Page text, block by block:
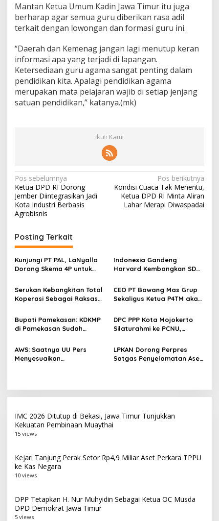
Mantan Ketua Umum Kadin Jawa Timur itu juga
berharap agar semua guru diberikan rasa adil
terkait dengan lowongan dan formasi guru ini.
“Daerah dan Kemenag jangan lagi menutup keran
informasi apa yang terjadi di lapangan.
Ketersediaan guru agama sangat penting dalam
pendidikan kita. Apalagi pendidikan agama
merupakan mata pelajaran wajib di setiap jenjang
satuan pendidikan,” katanya.(mk)
Ikuti Kami
N
a
v
i
g
a
s
i
p
o
s
Pos sebelumnya
Ketua DPD RI Dorong
Jember Diintegrasikan Jadi
Kota Industri Berbasis
Agrobisnis
Pos berikutnya
Kondisi Cuaca Tak Menentu,
Ketua DPD RI Minta Aliran
Lahar Merapi Diwaspadai
Posting Terkait
Kunjungi PT PAL, LaNyalla
Dorong Skema 4P untuk
Nasional
Indonesia Gandeng
Harvard Kembangkan SDM
Dunia
Serukan Kebangkitan Total
Koperasi Sebagai Raksasa
79
CEO PT Bawang Mas Grup
Sekaligus Ketua P4TM akan
Tembakau di Madura
Bupati Pamekasan: KDKMP
di Pamekasan Sudah
Selesai Akhir Juli 2026
DPC PPP Kota Mojokerto
Silaturahmi ke PCNU,
Masyarakat
AWS: Saatnya UU Pers
Menyesuaikan
LPKAN Dorong Perpres
Satgas Penyelamatan Aset
IMC 2026 Ditutup di Bekasi, Jawa Timur Tunjukkan
Kekuatan Pembinaan Muaythai
15 views
Kejari Tanjung Perak Setor Rp4,9 Miliar Aset Perkara TPPU
ke Kas Negara
10 views
DPP Tetapkan H. Nur Muhyidin Sebagai Ketua OC Musda
DPD Demokrat Jawa Timur
5 views